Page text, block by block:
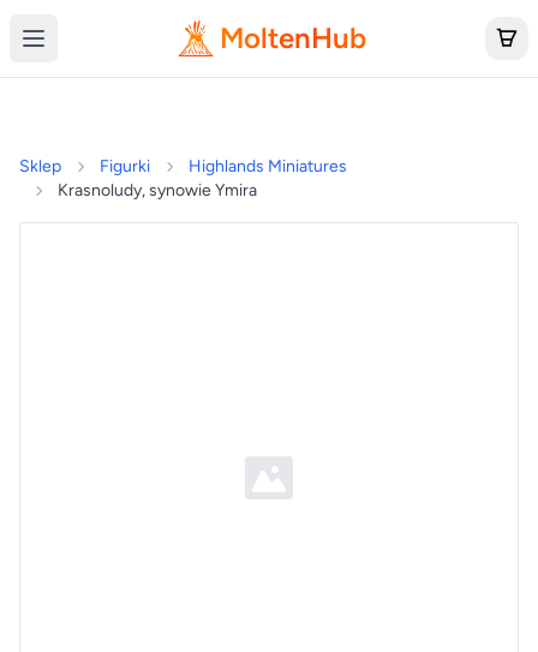
MoltenHub
Sklep Figurki
Highlands Miniatures
Krasnoludy, synowie Ymira